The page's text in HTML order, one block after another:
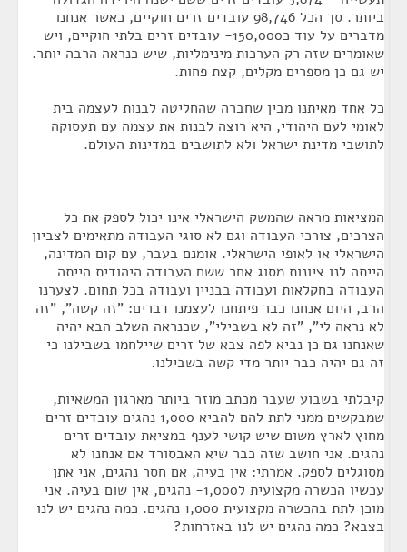
ביותר. סך הכל 98,746 עובדים זרים חוקיים, כאשר אנחנו
מדברים על עוד כ150,000- עובדים זרים בלתי חוקיים, ויש
שאומרים שזה רק הערכות מינימליות, שיש כנראה הרבה יותר.
יש גם כן מספרים מקלים, קצת פחות.
כל אחד מאיתנו מבין שחברה שהחליטה לבנות לעצמה בית
לאומי לעם היהודי, היא רוצה לבנות את עצמה עם תעסוקה
לתושבי מדינת ישראל ולא לתושבים במדינות העולם.
המציאות מראה שהמשק הישראלי אינו יכול לספק את כל
הצרכים, צורכי העבודה וגם לא סוגי העבודה מתאימים לצביון
הישראלי או לאופי הישראלי. אומנם בעבר, עם קום המדינה,
הייתה לנו ציונות מסוג אחר ששם העבודה היהודית הייתה
העבודה בחקלאות ועבודה בבניין ועבודה בכל תחום. לצערנו
הרב, היום אנחנו כבר פיתחנו לעצמנו דברים: "זה קשה", "זה
לא נראה לי", "זה לא בשבילי", שכנראה השלב הבא יהיה
שאנחנו גם כן נביא לפה צבא של זרים שיילחמו בשבילנו כי
זה גם יהיה כבר יותר מדי קשה בשבילנו.
קיבלתי בשבוע שעבר מכתב מוזר ביותר מארגון המשאיות,
שמבקשים ממני לתת להם להביא 1,000 נהגים עובדים זרים
מחוץ לארץ משום שיש קושי לענף במציאת עובדים זרים
נהגים. אני חושב שזה כבר שיא האבסורד אם אנחנו לא
מסוגלים לספק. אמרתי: אין בעיה, אם חסר נהגים, אני אתן
עכשיו הכשרה מקצועית ל1,000- נהגים, אין שום בעיה. אני
מוכן לתת בהכשרה מקצועית 1,000 נהגים. כמה נהגים יש לנו
בצבא? כמה נהגים יש לנו באזרחות?